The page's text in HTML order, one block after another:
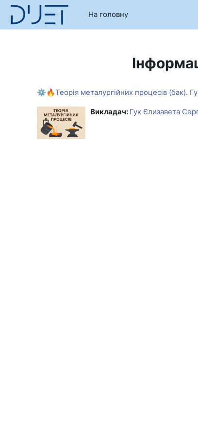
Перейти до головного вмісту
На головну
⚙️🔥Теорія металургійних процесів (бак).
Викладач: Гук Єлизавета